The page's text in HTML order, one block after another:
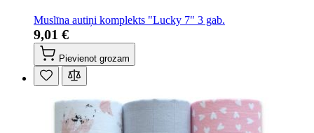
Muslīna autiņi komplekts "Lucky 7" 3 gab.
9,01 €
Pievienot grozam